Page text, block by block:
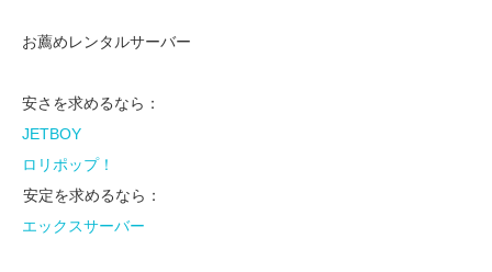
お薦めレンタルサーバー
安さを求めるなら：
JETBOY
ロリポップ！
安定を求めるなら：
エックスサーバー